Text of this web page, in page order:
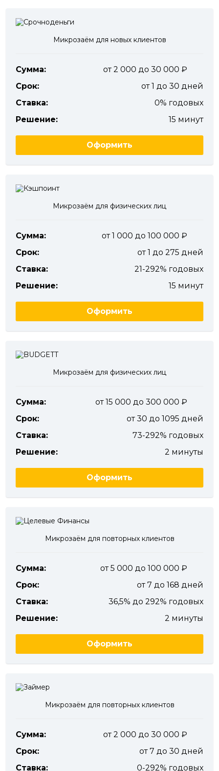
Микрозаём для новых клиентов
Сумма:
от 2 000 до 30 000
Срок:
от 1 до 30 дней
Ставка:
0% годовых
Решение:
15 минут
Оформить
Микрозаём для физических лиц
Сумма:
от 1 000 до 100 000
Срок:
от 1 до 275 дней
Ставка:
21-292% годовых
Решение:
15 минут
Оформить
Микрозаём для физических лиц
Сумма:
от 15 000 до 300 000
Срок:
от 30 до 1095 дней
Ставка:
73-292% годовых
Решение:
2 минуты
Оформить
Микрозаём для повторных клиентов
Сумма:
от 5 000 до 100 000
Срок:
от 7 до 168 дней
Ставка:
36,5% до 292% годовых
Решение:
2 минуты
Оформить
Микрозаём для повторных клиентов
Сумма:
от 2 000 до 30 000
Срок:
от 7 до 30 дней
Ставка:
0-292% годовых